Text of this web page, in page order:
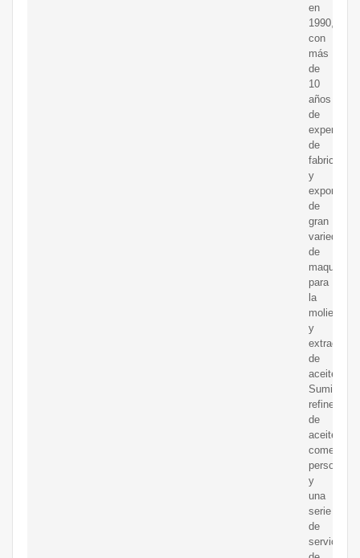
en
1990,
con
más
de
10
años
de
de
fabricación
y
de
gran
variedad
de
maquinaria
para
la
molienda
y
extracción
de
aceites.
refinerías
de
aceite
comestible
y
una
serie
de
servicios